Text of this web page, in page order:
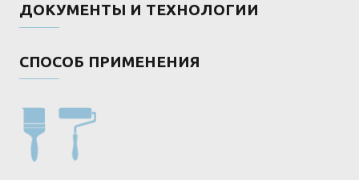
ДОКУМЕНТЫ И ТЕХНОЛОГИИ
СПОСОБ ПРИМЕНЕНИЯ